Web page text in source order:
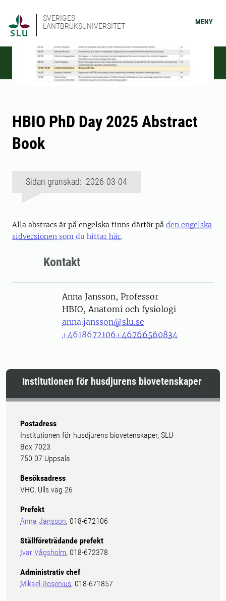
SVERIGES
LANTBRUKSUNIVERSITET
MENY
HBIO PhD Day 2025 Abstract
Book
Sidan granskad: 2026-03-04
Alla abstracs är på engelska finns därför på den engelska
sidversionen som du hittar här.
Kontakt
PersonAnna Jansson, Professor
HBIO, Anatomi och fysiologi
anna.jansson@slu.se
+4618672106+46766560834
Institutionen för husdjurens biovetenskaper
Postadress
Institutionen för husdjurens biovetenskaper, SLU
Box 7023
750 07 Uppsala
Besöksadress
VHC, Ulls väg 26
Prefekt
Anna Jansson, 018-672106
Ställföreträdande prefekt
Ivar Vågsholm, 018-672378
Administrativ chef
Mikael Rosenius, 018-671857